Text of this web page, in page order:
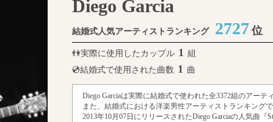
Diego Garcia
結婚式人気アーティストランキング 2727 位
👫実際に使用したカップル 1 組
💿結婚式で使用された曲数 1 曲
Diego Garciaは実際に結婚式で使われた全3372組のアーテ
また、結婚式における洋楽男性アーティストランキングで
2013年10月07日にリリースされたDiego Garciaの人気曲